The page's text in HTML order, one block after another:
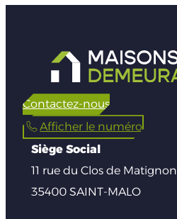
Contactez-nous
Afficher le numéro
Siège Social
11 rue du Clos de Matignon
35400 SAINT-MALO